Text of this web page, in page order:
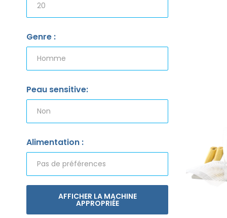
Genre :
Peau sensitive:
Alimentation :
AFFICHER LA MACHINE
APPROPRIÉE